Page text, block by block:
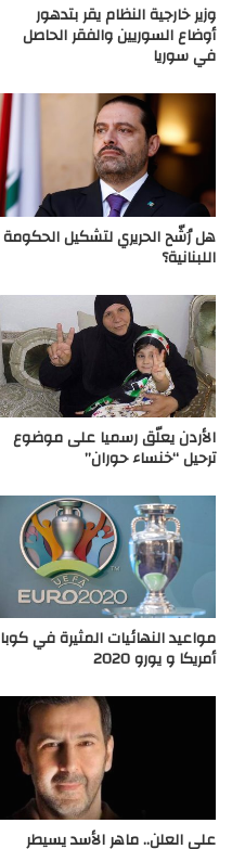
وزير خارجية النظام يقر بتدهور
أوضاع السوريين والفقر الحاصل
في سوريا
هل رُشّح الحريري لتشكيل الحكومة
اللبنانية؟
الأردن يعلّق رسميا على موضوع
ترحيل “خنساء حوران”
مواعيد النهائيات المثيرة في كوبا
أمريكا و يورو 2020
على العلن.. ماهر الأسد يسيطر